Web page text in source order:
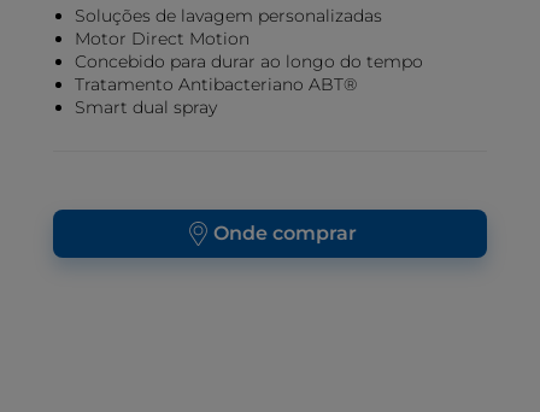
Soluções de lavagem personalizadas
Motor Direct Motion
Concebido para durar ao longo do tempo
Tratamento Antibacteriano ABT®
Smart dual spray
Onde comprar